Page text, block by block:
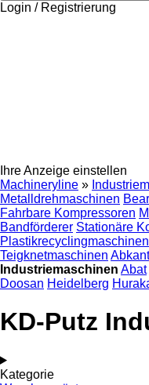
Login / Registrierung
Ihre Anzeige einstellen
Machineryline »
Metalldrehmaschinen
Fahrbare Kompressoren
Bandförderer Stationäre
Plastikrecyclingmaschinen
Teigknetmaschinen
Industriemaschinen Abat
Doosan Heidelberg
KD-Putz
Kategorie